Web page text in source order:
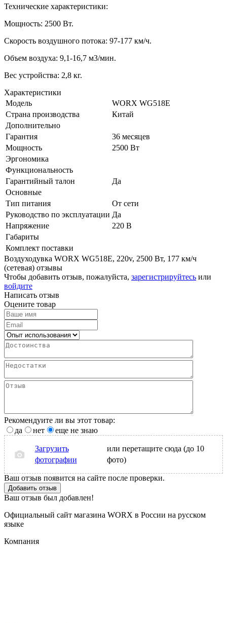
Технические характеристики:
Мощность: 2500 Вт.
Скорость воздушного потока: 97-177 км/ч.
Объем воздуха: 9,1-16,7 м3/мин.
Вес устройства: 2,8 кг.
Характеристики
Модель
WORX WG518E
Страна производства
Китай
Дополнительно
Гарантия
36 месяцев
Мощность
2500 Вт
Эргономика
Функциональность
Гарантийный талон
Да
Основные
Тип питания
От сети
Руководство по эксплуатации Да
Напряжение
220 В
Габариты
Комплект поставки
Воздуходувка WORX WG518E, 220v, 2500 Вт, 177 км/ч
(сетевая) отзывы
Чтобы добавить отзыв, пожалуйста, зарегистрируйтесь или
войдите
Написать отзыв
Оцените товар
Рекомендуите ли вы этот товар:
да
нет еще не знаю
Загрузить
фотографии
или перетащите сюда (до 10
фото)
Ваш отзыв появится на сайте после проверки.
Добавить отзыв
Ваш отзыв был добавлен!
Официальный сайт магазина WORX в России на русском
языке
Компания